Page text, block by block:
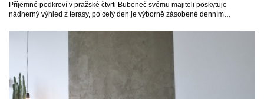
Příjemné podkroví v pražské čtvrti Bubeneč svému majiteli poskytuje
nádherný výhled z terasy, po celý den je výborně zásobené denním…